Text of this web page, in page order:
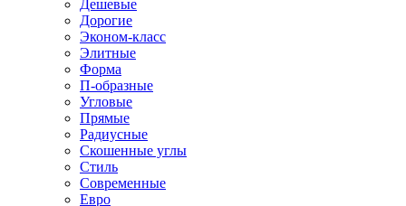
Дешевые
Дорогие
Эконом-класс
Элитные
Форма
П-образные
Угловые
Прямые
Радиусные
Скошенные углы
Стиль
Современные
Евро